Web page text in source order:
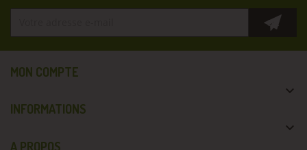
MON COMPTE

INFORMATIONS

A PROPOS